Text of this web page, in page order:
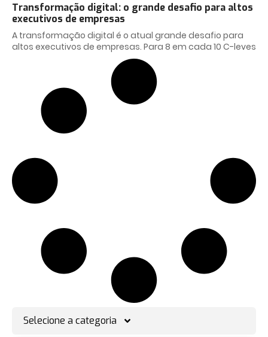
Transformação digital: o grande desafio para altos
executivos de empresas
A transformação digital é o atual grande desafio para
altos executivos de empresas. Para 8 em cada 10 C-leves
Selecione a categoria